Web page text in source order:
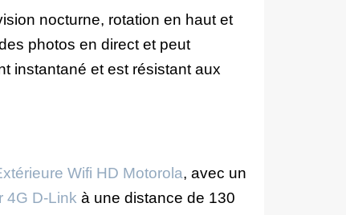
nocturne, rotation en haut et
photos en direct et peut
instantané et est résistant aux
Wifi HD Motorola, avec un
4G D-Link à une distance de 130